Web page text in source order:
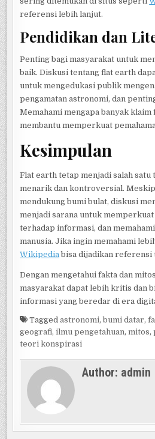
referensi lebih lanjut.
Pendidikan dan
Penting bagi masyarakat untuk
baik. Diskusi tentang flat earth
untuk mengedukasi publik
pengamatan astronomi, dan
Memahami mengapa banyak klaim
membantu memperkuat
Kesimpulan
Flat earth tetap menjadi salah
menarik dan kontroversial.
mendukung bumi bulat, diskusi
menjadi sarana untuk
terhadap informasi, dan
manusia. Jika ingin memahami
Wikipediabisa dijadikan referensi
Dengan mengetahui fakta dan
masyarakat dapat lebih kritis dan
informasi yang beredar di era
Taggedastronomi,bumi datar,
geografi,ilmu pengetahuan,mitos,
teori konspirasi
Author: admin